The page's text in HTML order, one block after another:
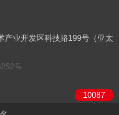
产业开发区科技路199号（亚太
号
10087